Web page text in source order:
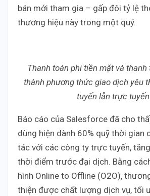
bán mới tham gia – gấp đôi tỷ lệ
thương hiệu này trong một quý.
Thanh toán phi tiền mặt và
thành phương thức giao dịch yêu
tuyến lẫn trực tuyến
Báo cáo của Salesforce đã cho
dùng hiện dành 60% quỹ thời gian
tác với các công ty trực tuyến,
thời điểm trước đại dịch. Bằng
hình Online to Offline (O2O),
thiện được chất lượng dịch vụ, tối